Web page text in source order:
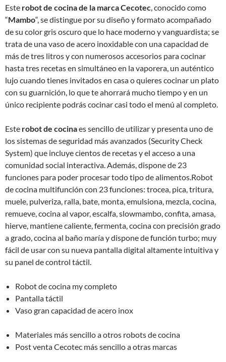
Este robot de cocina de la marca Cecotec, conocido como
“Mambo“, se distingue por su diseño y formato acompañado
de su color gris oscuro que lo hace moderno y vanguardista; se
trata de una vaso de acero inoxidable con una capacidad de
más de tres litros y con numerosos accesorios para cocinar
hasta tres recetas en simultáneo en la vaporera, un auténtico
lujo cuando tienes invitados en casa o quieres cocinar un plato
con su guarnición, lo que te ahorrará mucho tiempo y en un
único recipiente podrás cocinar casi todo el menú al completo.
Este robot de cocinaes sencillo de utilizar y presenta uno de
los sistemas de seguridad más avanzados (Security Check
System) que incluye cientos de recetas y el acceso a una
comunidad social interactiva. Además, dispone de 23
funciones para poder procesar todo tipo de alimentos.Robot
de cocina multifunción con 23 funciones: trocea, pica, tritura,
muele, pulveriza, ralla, bate, monta, emulsiona, mezcla, cocina,
remueve, cocina al vapor, escalfa, slowmambo, confita, amasa,
hierve, mantiene caliente, fermenta, cocina con precisión grado
a grado, cocina al baño maría y dispone de función turbo; muy
fácil de usar con su nueva pantalla digital altamente intuitiva y
su panel de control táctil.
Robot de cocina my completo
Pantalla táctil
Vaso gran capacidad de acero inox
Materiales más sencillo a otros robots de cocina
Post venta Cecotec más sencillo a otras marcas